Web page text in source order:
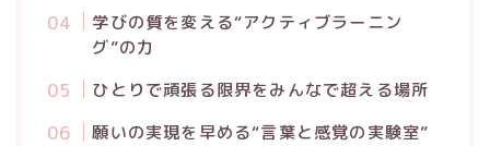
学びの質を変える“アクティブラーニン
グ”の力
ひとりで頑張る限界をみんなで超える場所
願いの実現を早める“言葉と感覚の実験室”